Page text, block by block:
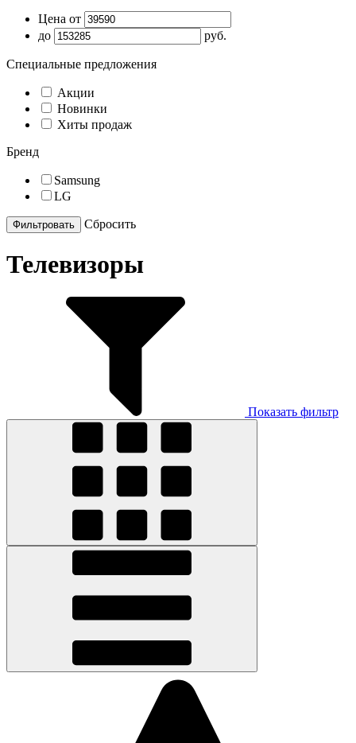
Цена от
до
руб.
Специальные предложения
Акции
Новинки
Хиты продаж
Бренд
Samsung
LG
Cбросить
Телевизоры
Показать фильтр